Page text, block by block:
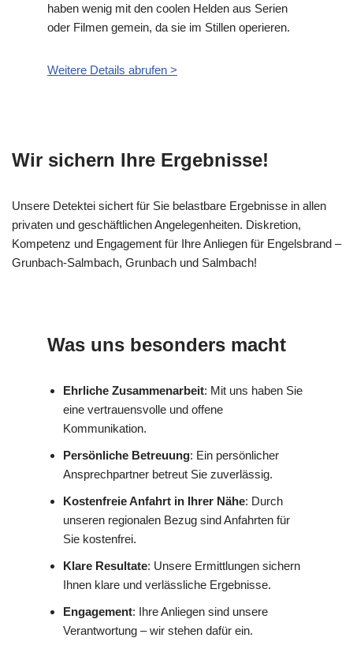
haben wenig mit den coolen Helden aus Serien
oder Filmen gemein, da sie im Stillen operieren.
Weitere Details abrufen >
Wir sichern Ihre Ergebnisse!
Unsere Detektei sichert für Sie belastbare Ergebnisse in allen
privaten und geschäftlichen Angelegenheiten. Diskretion,
Kompetenz und Engagement für Ihre Anliegen für Engelsbrand –
Grunbach-Salmbach, Grunbach und Salmbach!
Was uns besonders macht
Ehrliche Zusammenarbeit: Mit uns haben Sie
eine vertrauensvolle und offene
Kommunikation.
Persönliche Betreuung: Ein persönlicher
Ansprechpartner betreut Sie zuverlässig.
Kostenfreie Anfahrt in Ihrer Nähe: Durch
unseren regionalen Bezug sind Anfahrten für
Sie kostenfrei.
Klare Resultate: Unsere Ermittlungen sichern
Ihnen klare und verlässliche Ergebnisse.
Engagement: Ihre Anliegen sind unsere
Verantwortung – wir stehen dafür ein.